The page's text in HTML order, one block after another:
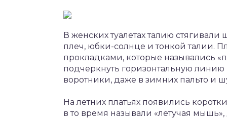
В женских туалетах талию
плеч, юбки-солнце и тонкой талии.
прокладками, которые назывались
подчеркнуть горизонтальную линию
воротники, даже в зимних пальто и
На летних платьях появились
в то время называли «летучая